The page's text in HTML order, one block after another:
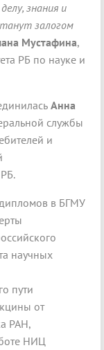
знания и
залогом
Мустафина,
РБ по науке и
Анна
службы
и
в БГМУ
научных
пути
от
РАН,
НИЦ